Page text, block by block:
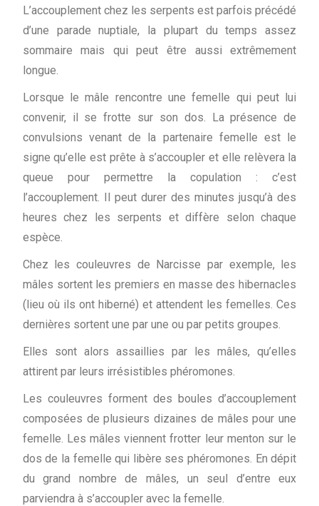
L’accouplement chez les serpents est parfois précédé
d’une parade nuptiale, la plupart du temps assez
sommaire mais qui peut être aussi extrêmement
longue.
Lorsque le mâle rencontre une femelle qui peut lui
convenir, il se frotte sur son dos. La présence de
convulsions venant de la partenaire femelle est le
signe qu’elle est prête à s’accoupler et elle relèvera la
queue pour permettre la copulation : c’est
l’accouplement. Il peut durer des minutes jusqu’à des
heures chez les serpents et diffère selon chaque
espèce.
Chez les couleuvres de Narcisse par exemple, les
mâles sortent les premiers en masse des hibernacles
(lieu où ils ont hiberné) et attendent les femelles. Ces
dernières sortent une par une ou par petits groupes.
Elles sont alors assaillies par les mâles, qu’elles
attirent par leurs irrésistibles phéromones.
Les couleuvres forment des boules d’accouplement
composées de plusieurs dizaines de mâles pour une
femelle. Les mâles viennent frotter leur menton sur le
dos de la femelle qui libère ses phéromones. En dépit
du grand nombre de mâles, un seul d’entre eux
parviendra à s’accoupler avec la femelle.